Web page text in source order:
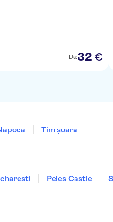
Da:32 €
Timișoara
Peles Castle